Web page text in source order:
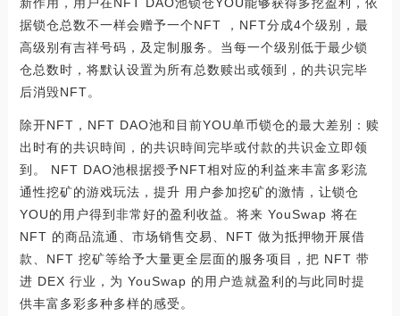
据锁仓总数不一样会赠予⼀个NFT ，NFT分成4个级别，最
高级别有吉祥号码，及定制服务。当每一个级别低于最少锁
仓总数时，将默认设置为所有总数赎出或领到，的共识完毕
后消毁NFT。
除开NFT，NFT DAO池和⽬前YOU单币锁仓的最⼤差别：赎
出时有的共识時间，的共识時间完毕或付款的共识金立即领
到。 NFT DAO池根据授予NFT相对应的利益来丰富多彩流
通性挖矿的游戏玩法，提升 用户参加挖矿的激情，让锁仓
YOU的用户得到非常好的盈利收益。将来 YouSwap 将在
NFT 的商品流通、市场销售交易、NFT 做为抵押物开展借
款、NFT 挖矿等给予大量更全层面的服务项目，把 NFT 带
进 DEX 行业，为 YouSwap 的用户造就盈利的与此同时提
供丰富多彩多种多样的感受。